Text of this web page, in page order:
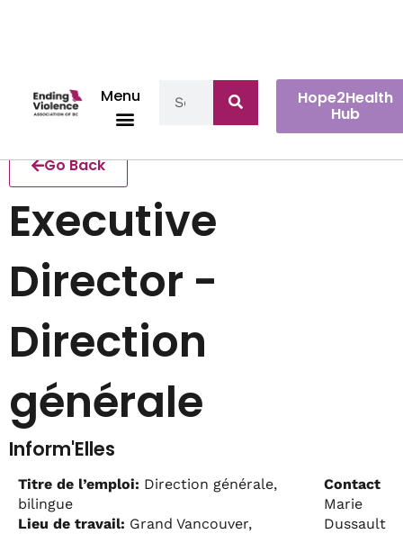
Menu Hope2Health
Hub
Go Back
Executive
Director -
Direction
générale
Inform'Elles
Titre de l’emploi: Direction générale,
bilingue
Lieu de travail: Grand Vancouver,
Contact
Marie
Dussault